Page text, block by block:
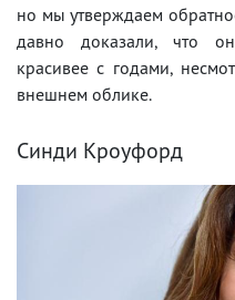
но мы утверждаем
давно доказали, что
красивее с годами,
внешнем облике.
Синди Кроуфорд